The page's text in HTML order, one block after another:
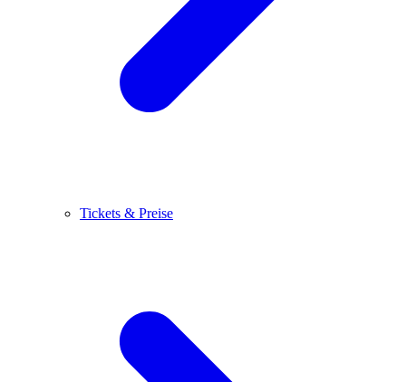
Tickets & Preise